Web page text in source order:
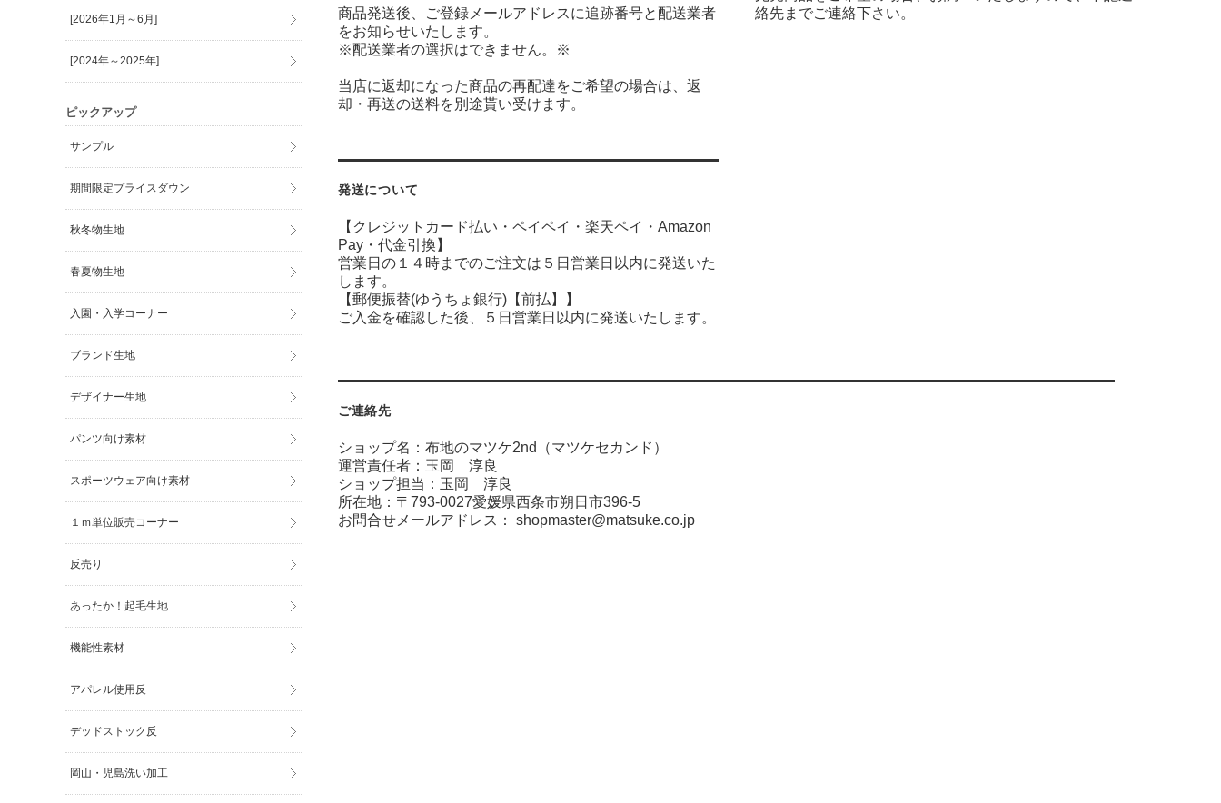
商品発送後、ご登録メールアドレスに追跡番号と配送業者
をお知らせいたします。
※配送業者の選択はできません。※
当店に返却になった商品の再配達をご希望の場合は、返
却・再送の送料を別途貰い受けます。
発送について
【クレジットカード払い・ペイペイ・楽天ペイ・ Amazon
Pay・ 代金引換】
営業日の１４時までのご注文は５日営業日以内に発送いた
します。
【郵便振替(ゆうちょ銀行)【前払】】
ご入金を確認した後、５日営業日以内に発送いたします。
絡先までご連絡下さい。
ご連絡先
ショップ名：布地のマツケ2nd（マツケセカンド）
運営責任者：玉岡 淳良
ショップ担当：玉岡 淳良
所在地：〒793-0027愛媛県西条市朔日市396-5
お問合せメールアドレス： shopmaster@matsuke.co.jp
[2026年1月～6月]
[2024年～2025年]
ピックアップ
サンプル
期間限定プライスダウン
秋冬物生地
春夏物生地
入園・入学コーナー
ブランド生地
デザイナー生地
パンツ向け素材
スポーツウェア向け素材
１ｍ単位販売コーナー
反売り
あったか！起毛生地
機能性素材
アパレル使用反
デッドストック反
岡山・児島洗い加工